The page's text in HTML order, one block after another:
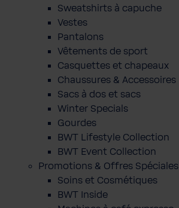
Sweatshirts à capuche
Vestes
Pantalons
Vêtements de sport
Casquettes et chapeaux
Chaussures & Accessoires
Sacs à dos et sacs
Winter Specials
Gourdes
BWT Lifestyle Collection
BWT Event Collection
Promotions & Offres Spéciales
Soins et Cosmétiques
BWT Inside